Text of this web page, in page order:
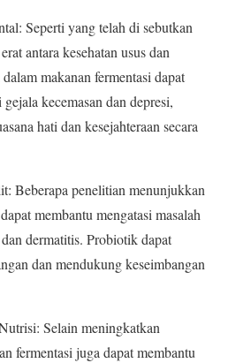
Seperti yang telah di sebutkan
antara kesehatan usus dan
makanan fermentasi dapat
kecemasan dan depresi,
hati dan kesejahteraan secara
Beberapa penelitian menunjukkan
membantu mengatasi masalah
dermatitis. Probiotik dapat
dan mendukung keseimbangan
Selain meningkatkan
fermentasi juga dapat membantu